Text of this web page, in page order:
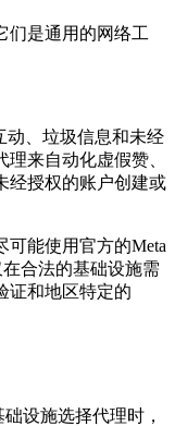
们是通用的网络工
动、垃圾信息和未经
来自动化虚假赞、
经授权的账户创建或
能使用官方的Meta
合法的基础设施需
证和地区特定的
础设施选择代理时，